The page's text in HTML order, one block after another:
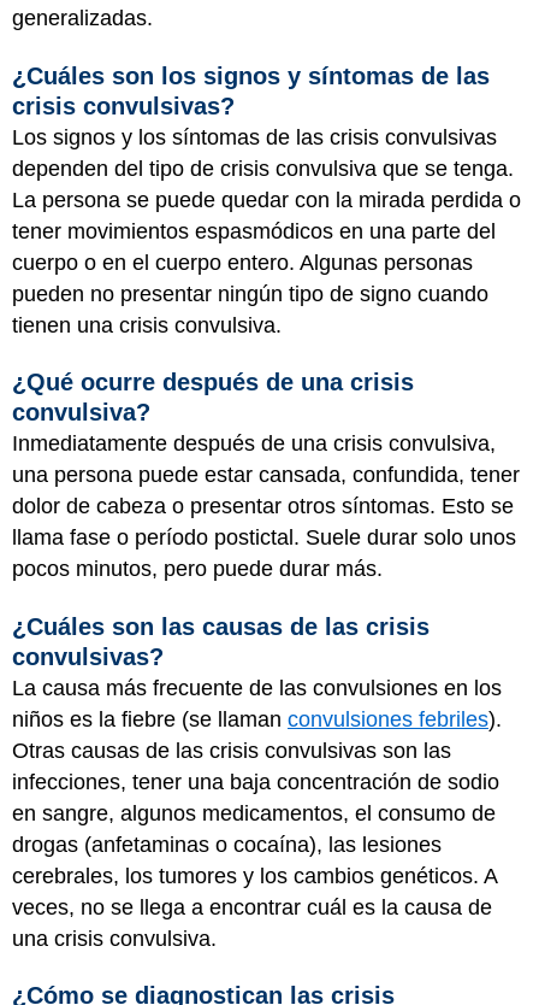
generalizadas.
¿Cuáles son los signos y síntomas de las
crisis convulsivas?
Los signos y los síntomas de las crisis convulsivas
dependen del tipo de crisis convulsiva que se tenga.
La persona se puede quedar con la mirada perdida o
tener movimientos espasmódicos en una parte del
cuerpo o en el cuerpo entero. Algunas personas
pueden no presentar ningún tipo de signo cuando
tienen una crisis convulsiva.
¿Qué ocurre después de una crisis
convulsiva?
Inmediatamente después de una crisis convulsiva,
una persona puede estar cansada, confundida, tener
dolor de cabeza o presentar otros síntomas. Esto se
llama fase o período postictal. Suele durar solo unos
pocos minutos, pero puede durar más.
¿Cuáles son las causas de las crisis
convulsivas?
La causa más frecuente de las convulsiones en los
niños es la fiebre (se llaman convulsiones febriles).
Otras causas de las crisis convulsivas son las
infecciones, tener una baja concentración de sodio
en sangre, algunos medicamentos, el consumo de
drogas (anfetaminas o cocaína), las lesiones
cerebrales, los tumores y los cambios genéticos. A
veces, no se llega a encontrar cuál es la causa de
una crisis convulsiva.
¿Cómo se diagnostican las crisis